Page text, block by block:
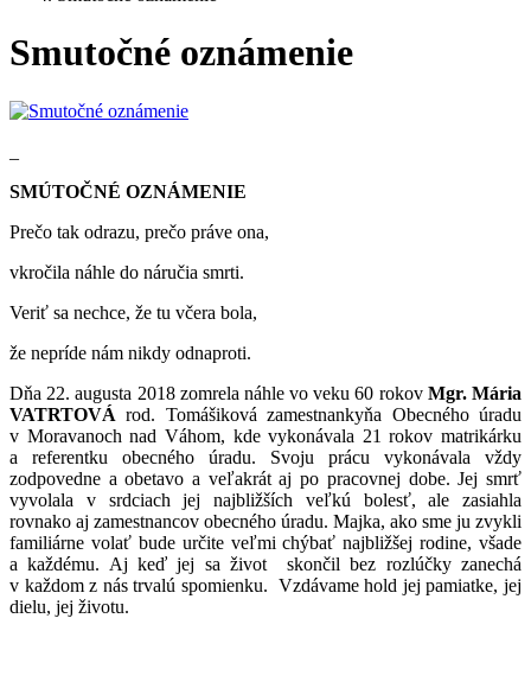
Smutočné oznámenie
SMÚTOČNÉ OZNÁMENIE
Prečo tak odrazu, prečo práve ona,
vkročila náhle do náručia smrti.
Veriť sa nechce, že tu včera bola,
že nepríde nám nikdy odnaproti.
Dňa 22. augusta 2018 zomrela náhle vo veku 60 rokov Mgr. Mária
VATRTOVÁrod. Tomášiková zamestnankyňa Obecného úradu
v Moravanoch nad Váhom, kde vykonávala 21 rokov matrikárku
a referentku obecného úradu. Svoju prácu vykonávala vždy
zodpovedne a obetavo a veľakrát aj po pracovnej dobe. Jej smrť
vyvolala v srdciach jej najbližších veľkú bolesť, ale zasiahla
rovnako aj zamestnancov obecného úradu. Majka, ako sme ju zvykli
familiárne volať bude určite veľmi chýbať najbližšej rodine, všade
a každému. Aj keď jej sa život skončil bez rozlúčky zanechá
v každom z nás trvalú spomienku. Vzdávame hold jej pamiatke, jej
dielu, jej životu.